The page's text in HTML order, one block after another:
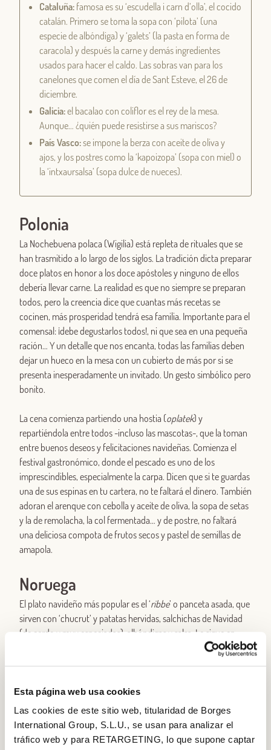
Esta página web usa cookies
Las cookies de este sitio web, titularidad de Borges
International Group, S.L.U., se usan para analizar el
tráfico web y para RETARGETING, lo que supone captar
Cataluña: famosa es su ‘escudella i carn d’olla’, el cocido
catalán. Primero se toma la sopa con ‘pilota’ (una
especie de albóndiga) y ‘galets’ (la pasta en forma de
caracola) y después la carne y demás ingredientes
usados para hacer el caldo. Las sobras van para los
canelones que comen el día de Sant Esteve, el 26 de
diciembre.
Galicia:el bacalao con coliflor es el rey de la mesa.
Aunque… ¿quién puede resistirse a sus mariscos?
País Vasco:se impone la berza con aceite de oliva y
ajos, y los postres como la ‘kapoizopa’ (sopa con miel) o
la ‘intxaursalsa’ (sopa dulce de nueces).
Polonia
La Nochebuena polaca (Wigilia) está repleta de rituales que se
han trasmitido a lo largo de los siglos. La tradición dicta preparar
doce platos en honor a los doce apóstoles y ninguno de ellos
debería llevar carne. La realidad es que no siempre se preparan
todos, pero la creencia dice que cuantas más recetas se
cocinen, más prosperidad tendrá esa familia. Importante para el
comensal: ¡debe degustarlos todos!, ni que sea en una pequeña
ración… Y un detalle que nos encanta, todas las familias deben
dejar un hueco en la mesa con un cubierto de más por si se
presenta inesperadamente un invitado. Un gesto simbólico pero
bonito.
La cena comienza partiendo una hostia (oplatek) y
repartiéndola entre todos -incluso las mascotas-, que la toman
entre buenos deseos y felicitaciones navideñas. Comienza el
festival gastronómico, donde el pescado es uno de los
imprescindibles, especialmente la carpa. Dicen que si te guardas
una de sus espinas en tu cartera, no te faltará el dinero. También
adoran el arenque con cebolla y aceite de oliva, la sopa de setas
y la de remolacha, la col fermentada… y de postre, no faltará
una deliciosa compota de frutos secos y pastel de semillas de
amapola.
Noruega
El plato navideño más popular es el ‘ribbe’ o panceta asada, que
sirven con ‘chucrut’ y patatas hervidas, salchichas de Navidad
(de cerdo y muy especiadas), albóndigas y salsa. Le sigue en
’, unas costillas de cordero saladas y
familias menos carnívoras suelen cocinar ‘
desecado que luego se cocina al horno y que se acompaña de
patatas, bacon, puré de guisantes y mostaza. Aunque el bacalao
fresco también se cuela en muchas mesas navideñas.